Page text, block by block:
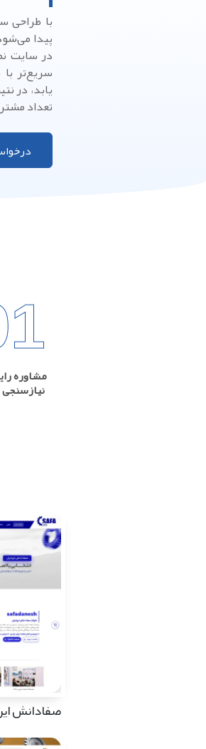
با طراحی
پیدا
در سایت
سریع‌تر
یابد، در
تعداد
مشاوره
نیازسنجی
صفادانش